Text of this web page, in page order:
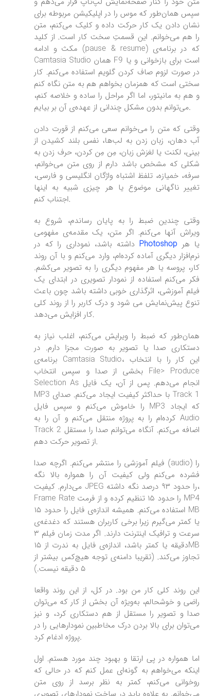
سپس همان‌طور که موس را در اپلیکیشن مربوطه برای
نشان دادن یک کار حرکت داده و کلیک می‌کنم، متن
را هم می‌خوانم. این قسمتِ سخت کار است. از کلید
مکث و ادامه (pause & resume) که در برنامه‌ی
Camtasia Studio همان F9 است برای بازخوانی و یا
در صورت لزوم صاف کردن گلویم استفاده می‌کنم. کار
سختی است که همزمان بخواهم هم به متن نگاه کنم
و هم به مانیتور، اما اگر مراحل را ساده و خلاصه کنم،
می‌توانم بدون مشکل چندانی از عهده‌ی آن بر بیایم.
وقتی که متن را می‌خوانم سعی می‌کنم از قورت دادن
آب دهان، زبان زدن به لب‌ها، نفس بلند کشیدن از
بینی، لکنت یا لغزش زبان، مِن مِن کردن، حرف زدن به
شکلی که مشخص باشد دارم از روی متن می‌خوانم،
سرفه، خمیازه، تلفظ اشتباه واژگان انگلیسی و فارسی،
تغییر ناگهانی موضوع یا هر چیزی شبیه به اینها
اجتناب کنم.
وقتی چندین ضبط را به پایان رساندم، شروع به
ویراش آنها می‌کنم. اگر متن، یک مقدمه‌ی مفهومی
Photoshop
نرم‌افزار دیگری آماده کرده‌ام، وارد می‌کنم و با آن روند
کار، پروسه یا هر مفهوم دیگری را به تصویر می‌کشم.
فکر می‌کنم استفاده از نمودار تصویری در ابتدای یک
فیلم آموزشی، اثرگذاری خوبی داشته باشد چون باعث
تنوع پیش‌نمایش می شود و درک کاربر را از روند کلی
کار افزایش می‌دهد.
همان‌طور که ضبط را ویرایش می‌کنم، اغلب نیاز به
دستکاری صدا یا تصویر به صورت مجزا دارم. در
برنامه‌ی Camtasia Studio، این کار را با انتخاب
بخشی از صدا و سپس انتخاب File> Produce
Selection As انجام می‌دهم. پس از آن، یک فایل
MP3 با حداکثر کیفیت ایجاد می‌کنم. صدای Track 1
را خاموش می‌کنم و سپس فایل MP3 که ایجاد
کرده‌ام را به پروژه منتقل می‌کنم و آن را به Audio
Track 2 اضافه می‌کنم. آنگاه می‌توانم صدا را مستقل
از تصویر حرکت دهم.
فیلم آموزشی را منتشر می‌کنم. اگرچه صدا (audio) را
فشرده می‌کنم ولی کیفیت آن را همواره بالا نگه
می‌دارم. کیفیت JPEG را حدود ۹۳ درصد نگه داشته،
Frame Rate را حدود ۱۵ تنظیم کرده و از فرمت MP4
استفاده می‌کنم. همیشه اندازه‌ی فایل را حدود ۱۵ MB
یا کمتر می‌گیرم زیرا برخی کاربران هستند که دغدغه‌ی
سرعت و ترافیک اینترنت دارند. اگر مدت زمان فیلم ۳
دقیقه یا کمتر باشد، اندازه‌ی فایل به ندرت از ۱۵MB
تجاوز می‌کند. (تقریبا دامنه‌ی توجه هیچ‌کس بیشتر از
۵ دقیقه نیست.)
این روند کلی کار من بود. در کل، از این روند واقعا
راضی و خوشحالم، به‌ویژه آن بخش از کار که می‌توان
صدا و تصویر را مستقل از هم دستکاری کرد، و نیز
می‌توان برای بالا بردن درک مخاطبین نمودارهایی را در
پروژه ادغام کرد.
اما همواره در پی ارتقا و بهبود چند مورد هستم. اول
اینکه می‌خواهم به گونه‌ای عمل کنم که در حالی که
روخوانی می‌کنم، کمتر به نظر برسد از روی متن
می‌خوانم. به علاوه باید در ساخت نمودارهای تصویری